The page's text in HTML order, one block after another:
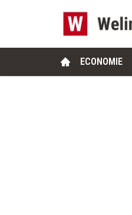
ECONOMIE